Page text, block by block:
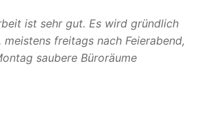
ist sehr gut. Es wird gründlich
freitags nach Feierabend,
saubere Büroräume